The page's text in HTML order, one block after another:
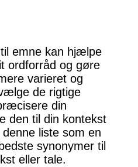
emne kan hjælpe
ordforråd og gøre
varieret og
de rigtige
din
den til din kontekst
liste som en
synonymer til
eller tale.